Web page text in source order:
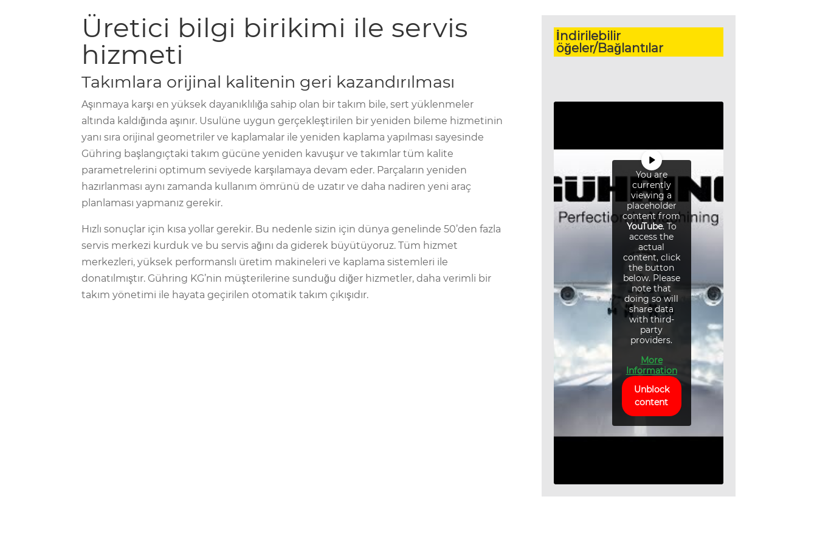
Üretici bilgi birikimi ile servis
hizmeti
Takımlara orijinal kalitenin geri kazandırılması
Aşınmaya karşı en yüksek dayanıklılığa sahip olan bir takım bile, sert yüklenmeler
altında kaldığında aşınır. Usulüne uygun gerçekleştirilen bir yeniden bileme hizmetinin
yanı sıra orijinal geometriler ve kaplamalar ile yeniden kaplama yapılması sayesinde
Gühring başlangıçtaki takım gücüne yeniden kavuşur ve takımlar tüm kalite
parametrelerini optimum seviyede karşılamaya devam eder. Parçaların yeniden
hazırlanması aynı zamanda kullanım ömrünü de uzatır ve daha nadiren yeni araç
planlaması yapmanız gerekir.
Hızlı sonuçlar için kısa yollar gerekir. Bu nedenle sizin için dünya genelinde 50’den fazla
servis merkezi kurduk ve bu servis ağını da giderek büyütüyoruz. Tüm hizmet
merkezleri, yüksek performanslı üretim makineleri ve kaplama sistemleri ile
donatılmıştır. Gühring KG’nin müşterilerine sunduğu diğer hizmetler, daha verimli bir
takım yönetimi ile hayata geçirilen otomatik takım çıkışıdır.
İndirilebilir
öğeler/Bağlantılar
You are
currently
viewing a
placeholder
content from
YouTube. To
access the
actual
content, click
the button
below. Please
note that
doing so will
share data
with third-
party
providers.
More
Information
Unblock
content